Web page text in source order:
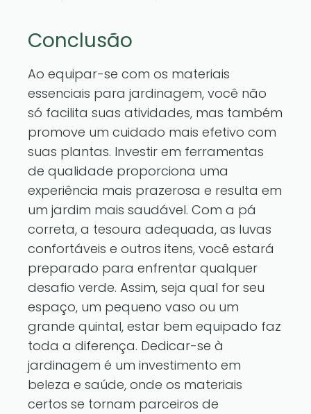
Conclusão
Ao equipar-se com os materiais
essenciais para jardinagem, você não
só facilita suas atividades, mas também
promove um cuidado mais efetivo com
suas plantas. Investir em ferramentas
de qualidade proporciona uma
experiência mais prazerosa e resulta em
um jardim mais saudável. Com a pá
correta, a tesoura adequada, as luvas
confortáveis e outros itens, você estará
preparado para enfrentar qualquer
desafio verde. Assim, seja qual for seu
espaço, um pequeno vaso ou um
grande quintal, estar bem equipado faz
toda a diferença. Dedicar-se à
jardinagem é um investimento em
beleza e saúde, onde os materiais
certos se tornam parceiros de